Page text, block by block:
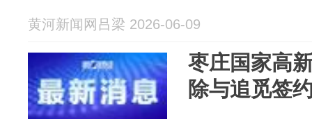
黄河新闻网吕梁 2026-06-09
枣庄国家高
除与追觅签